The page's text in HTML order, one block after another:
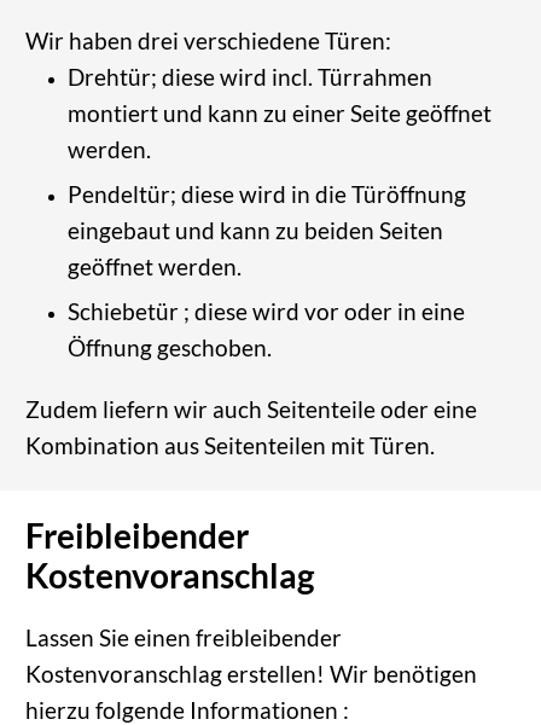
Wir haben drei verschiedene Türen:
Drehtür; diese wird incl. Türrahmen
montiert und kann zu einer Seite geöffnet
werden.
Pendeltür; diese wird in die Türöffnung
eingebaut und kann zu beiden Seiten
geöffnet werden.
Schiebetür ; diese wird vor oder in eine
Öffnung geschoben.
Zudem liefern wir auch Seitenteile oder eine
Kombination aus Seitenteilen mit Türen.
Freibleibender
Kostenvoranschlag
Lassen Sie einen freibleibender
Kostenvoranschlag erstellen! Wir benötigen
hierzu folgende Informationen :